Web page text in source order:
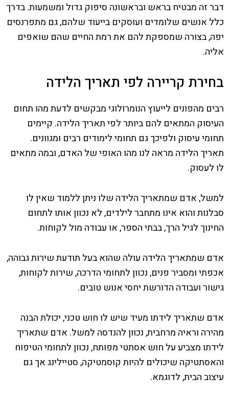
דבר זה מבטיח בראש ובראשונה סיפוק גדול ומשמעות. בדרך
כלל אנשים שלומדים ועוסקים בייעוד שלהם, גם מתפרנסים
יפה, בצורה שמספקת להם את רמת החיים שהם שואפים
אליה.
בחירת קריירה לפי תאריך הלידה
רבים מהפונים לייעוץ הנומרולוגי מבקשים לדעת מהו תחום
העיסוק המתאים להם ביותר לפי תאריך הלידה. קיימים
תחומי עיסוק ולפיכך גם תחומי לימודים רבים ומגוונים.
תאריך הלידה מראה לנו מהו האופי של האדם, ובמה מתאים
לו לעסוק.
למשל, אדם שמתאריך הלידה שלו ניתן ללמוד שאין לו
סבלנות והוא אינו מתחבר לילדים, לא נכוון אותו לתחום
החינוך לגיל הרך, בבתי הספר, או עבודה מול לקוחות.
אדם שמתאריך הלידה עולה שהוא בעל תודעת שירות גבוהה,
אכפתי ומסביר פנים, נכוון לתחומי הדרכה, שירות לקוחות,
גישור ועבודה הדורשת יחסי אנוש טובים.
אדם שתאריך לידתו מעיד שיש לו חוש טכני, יכולת הבנה
מהירה וראיה מרחבית, נכוון להנדסה למשל. אדם שתאריך
לידתו מצביע על חוש אסתטי מפותח, נכוון לתחומי הטיפוח
והאסתטיקה שיכולים להיות קוסמטיקה, סטיילינג אך גם
עיצוב הבית, לדוגמא.